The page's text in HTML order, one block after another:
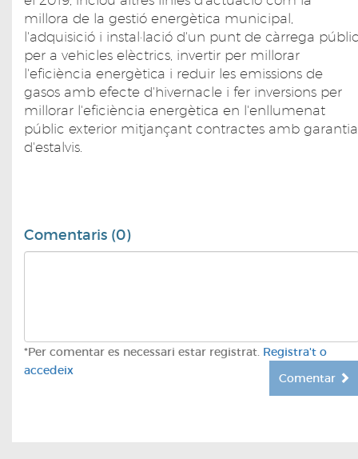
millora de la gestió energètica municipal,
l'adquisició i instal·lació d'un punt de càrrega
per a vehicles elèctrics, invertir per millorar
l'eficiència energètica i reduir les emissions de
gasos amb efecte d'hivernacle i fer inversions per
millorar l'eficiència energètica en l'enllumenat
públic exterior mitjançant contractes amb garantia
d'estalvis.
Comentaris (0)
*Per comentar es necessari estar registrat. Registra't o
accedeix
Comentar